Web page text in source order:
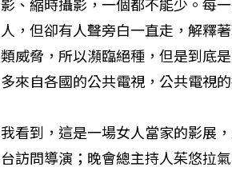
人，但卻有人聲旁白一直走，解釋
類威脅，所以瀕臨絕種，但是到底
多來自各國的公共電視，公共電視
我看到，這是一場女人當家的影展
台訪問導演；晚會總主持人茱悠拉